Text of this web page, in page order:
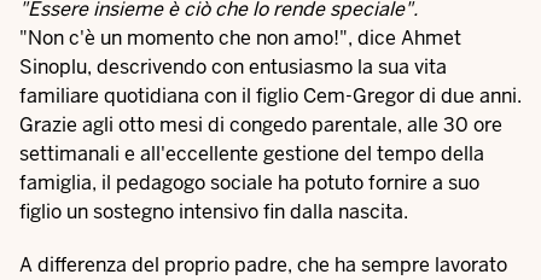
"Essere insieme è ciò che lo rende speciale".
"Non c'è un momento che non amo!", dice Ahmet
Sinoplu, descrivendo con entusiasmo la sua vita
familiare quotidiana con il figlio Cem-Gregor di due anni.
Grazie agli otto mesi di congedo parentale, alle 30 ore
settimanali e all'eccellente gestione del tempo della
famiglia, il pedagogo sociale ha potuto fornire a suo
figlio un sostegno intensivo fin dalla nascita.
A differenza del proprio padre, che ha sempre lavorato